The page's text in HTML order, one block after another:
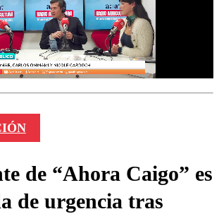
de “Ahora Caigo” es
de urgencia tras